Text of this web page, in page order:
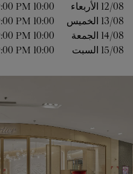
12/08 الأربعاء 10:00 AM
PM
13/08 الخميس 10:00 AM
PM
14/08 الجمعة 10:00 AM
PM
15/08 السبت 10:00 AM
PM